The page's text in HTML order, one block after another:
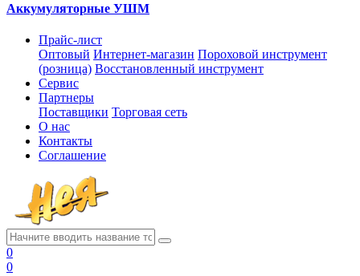
Аккумуляторные УШМ
Прайс-лист
Оптовый Интернет-магазин Пороховой инструмент
(розница) Восстановленный инструмент
Сервис
Партнеры
Поставщики Торговая сеть
О нас
Контакты
Соглашение
0
0